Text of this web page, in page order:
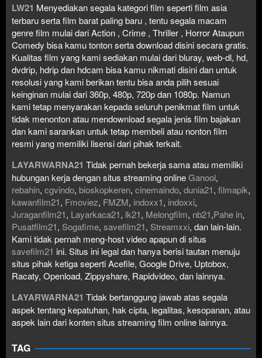
LW21 Menyediakan segala kategori film seperti film asia
terbaru serta film barat paling baru , tentu segala macam
genre film mulai dari Action , Crime , Thriller , Horror Ataupun
Comedy bisa kamu tonton serta download disini secara gratis.
Kualitas film yang kami sediakan mulai dari bluray, web-dl, hd,
dvdrip, hdrip dan hdcam bisa kamu nikmati disini dan untuk
resolusi yang kami berikan tentu bisa anda pilih sesuai
keinginan mulai dari 360p, 480p, 720p dan 1080p. Namun
kami tetap menyarakan kepada seluruh penikmat film untuk
tidak menonton atau mendownload segala jenis film bajakan
dan kami sarankan untuk tetap membeli atau nonton film
resmi yang memiliki lisensi dari pihak terkait.
LAYARWARNA21 Tidak pernah bekerja sama atau memiliki
hubungan kerja dengan situs streaming onlineGanool,
rebahin, cgvindo, bioskopkeren, cinemaindo, dunia21, filmapik,
kawanfilm21, Fmoviez, FMZM, indoxx1, indoxxi,
Juraganfilm21, Layarkaca21, lk21, Melongfilm, nb21,Pahe in,
Pusatfilm21, Sogafime, savefilm21, Streamxxi, dan lain-lain.
Kami tidak pernah meng-host video apapun di situs
savefilm21 ini. Situs ini legal dan hanya berisi tautan menuju
situs pihak ketiga seperti Acefile, Google Drive, Uptobox,
Racaty, Openload, Zippyshare, Rapidvideo, dan lainnya.
LAYARWARNA21 Tidak bertanggung jawab atas segala
aspek tentang kepatuhan, hak cipta, legalitas, kesopanan, atau
aspek lain dari konten situs streaming film online lainnya.
TAG